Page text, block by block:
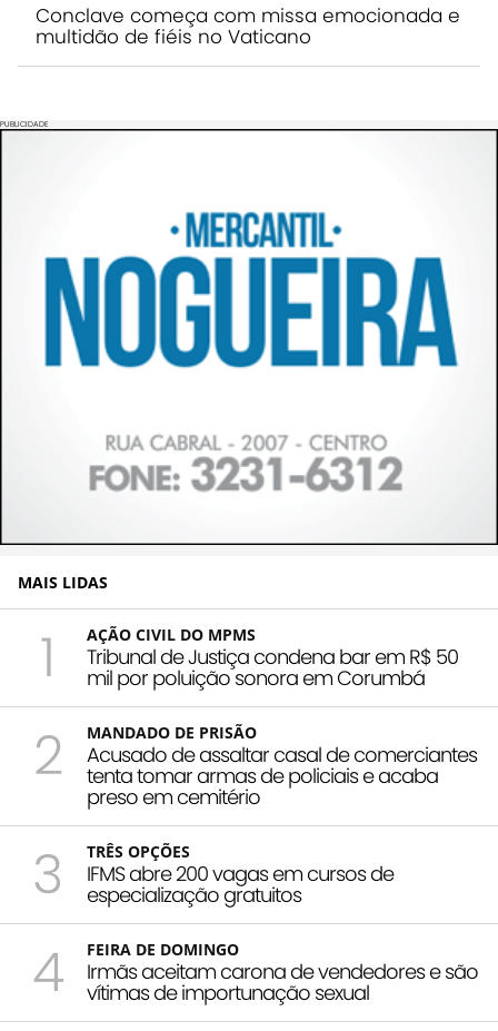
Conclave começa com missa emocionada e
multidão de fiéis no Vaticano
PUBLICIDADE
MAIS LIDAS
1 AÇÃO CIVIL DO MPMS
Tribunal de Justiça condena bar em R$ 50
mil por poluição sonora em Corumbá
2 MANDADO DE PRISÃO
Acusado de assaltar casal de comerciantes
tenta tomar armas de policiais e acaba
preso em cemitério
3 TRÊS OPÇÕES
IFMS abre 200 vagas em cursos de
especialização gratuitos
4 FEIRA DE DOMINGO
Irmãs aceitam carona de vendedores e são
vítimas de importunação sexual